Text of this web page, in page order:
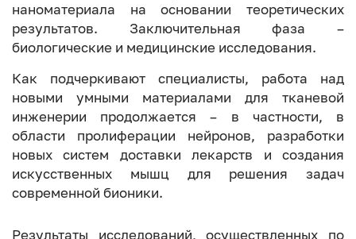
наноматериала на основании теоретических
результатов. Заключительная фаза –
биологические и медицинские исследования.
Как подчеркивают специалисты, работа над
новыми умными материалами для тканевой
инженерии продолжается – в частности, в
области пролиферации нейронов, разработки
новых систем доставки лекарств и создания
искусственных мышц для решения задач
современной бионики.
Результаты исследований, осуществленных по